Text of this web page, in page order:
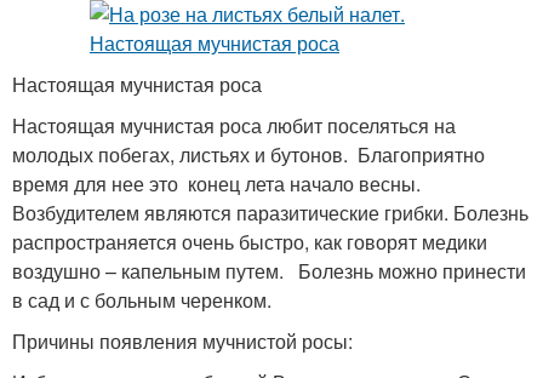
Роса на розах
Настоящая мучнистая роса
Настоящая мучнистая роса любит поселяться на
молодых побегах, листьях и бутонов. Благоприятно
время для нее это конец лета начало весны.
Возбудителем являются паразитические грибки. Болезнь
распространяется очень быстро, как говорят медики
воздушно – капельным путем. Болезнь можно принести
в сад и с больным черенком.
Причины появления мучнистой росы: